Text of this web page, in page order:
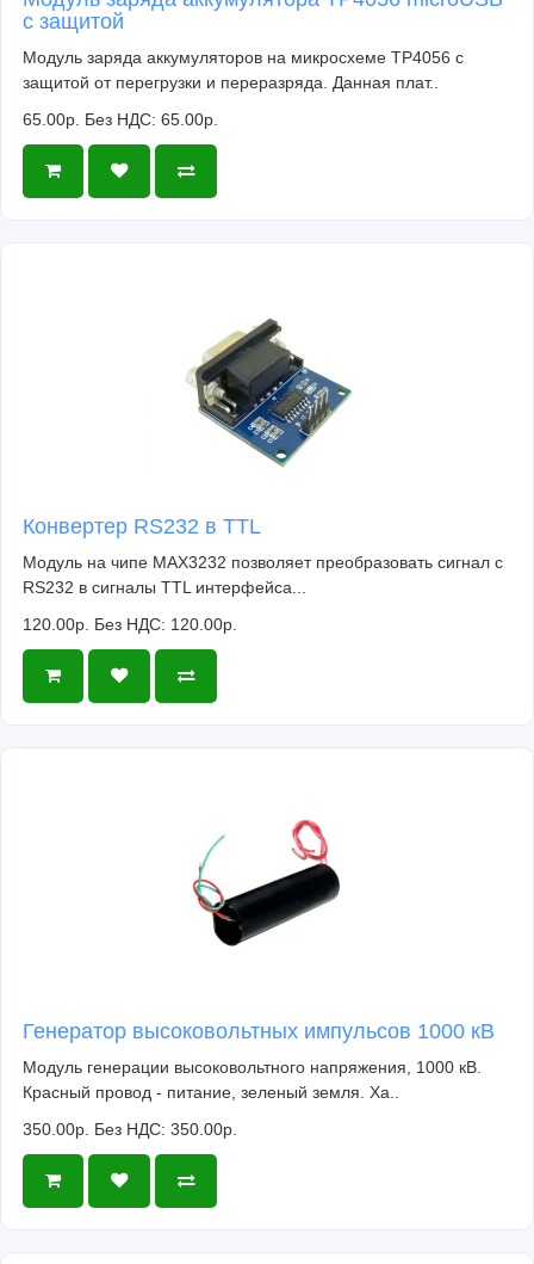
с защитой
Модуль заряда аккумуляторов на микросхеме TP4056 с
защитой от перегрузки и переразряда. Данная плат..
65.00р. Без НДС: 65.00р.
Конвертер RS232 в TTL
Модуль на чипе MAX3232 позволяет преобразовать сигнал с
RS232 в сигналы TTL интерфейса...
120.00р. Без НДС: 120.00р.
Генератор высоковольтных импульсов 1000 кВ
Модуль генерации высоковольтного напряжения, 1000 кВ.
Красный провод - питание, зеленый земля. Ха..
350.00р. Без НДС: 350.00р.